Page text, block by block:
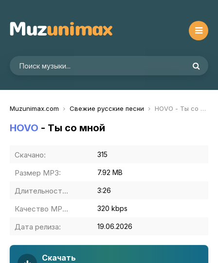
Muzunimax.com Свежие русские песни HOVO - Ты со мной
HOVO - Ты со мной
Скачано: 315
Размер MP3: 7.92 MB
Длительность MP3: 3:26
Качество MP3: 320 kbps
Дата релиза: 19.06.2026
Скачать